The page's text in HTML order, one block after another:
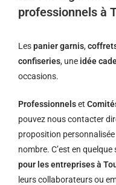
professionnels à
Lespanier garnis,
confiseries, une idée
occasions.
Professionnelset
pouvez nous contacter
proposition
nombre. C’est en
pour les entreprises à
leurs collaborateurs ou